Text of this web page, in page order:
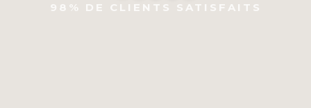
98% DE CLIENTS SATISFAITS